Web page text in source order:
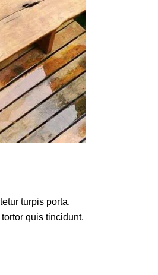
turpis porta.
quis tincidunt.